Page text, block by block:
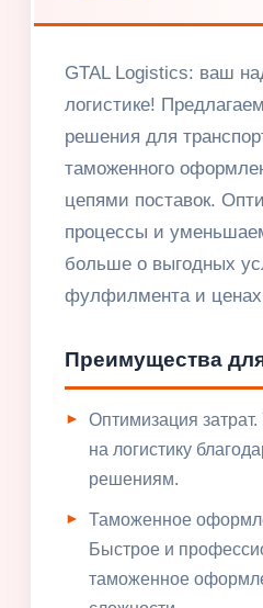
GTAL Logistics: ваш
логистике!
решения для
таможенного
цепями поставок.
процессы и
больше о выгодных
фулфилмента и ценах
Преимущества
Оптимизация
на логистику
решениям.
Таможенное
Быстрое и
таможенное